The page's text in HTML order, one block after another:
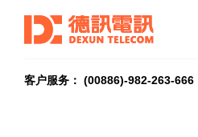
客户服务： (00886)-982-263-666